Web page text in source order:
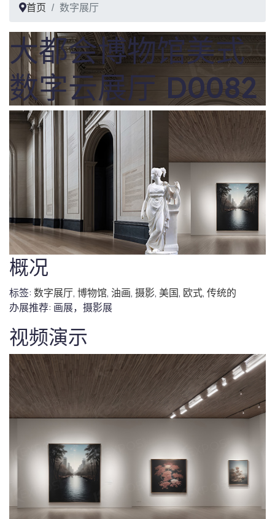
首页 数字展厅
大都会博物馆美式
数字云展厅 D0082
概况
标签: 数字展厅, 博物馆, 油画, 摄影, 美国, 欧式, 传统的
办展推荐: 画展，摄影展
视频演示